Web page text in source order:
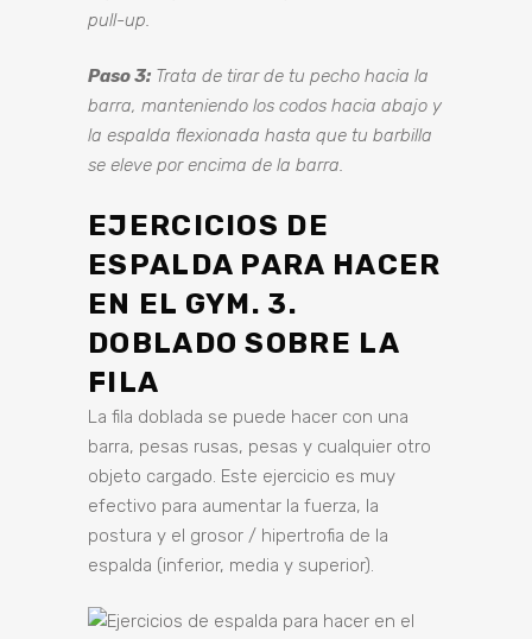
pull-up.
Paso 3: Trata de tirar de tu pecho hacia la
barra, manteniendo los codos hacia abajo y
la espalda flexionada hasta que tu barbilla
se eleve por encima de la barra.
EJERCICIOS DE
ESPALDA PARA HACER
EN EL GYM. 3.
DOBLADO SOBRE LA
FILA
La fila doblada se puede hacer con una
barra, pesas rusas, pesas y cualquier otro
objeto cargado. Este ejercicio es muy
efectivo para aumentar la fuerza, la
postura y el grosor / hipertrofia de la
espalda (inferior, media y superior).